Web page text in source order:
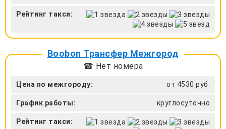
Рейтинг такси:
Boobon Трансфер Межгород
☎ Нет номера
Цена по межгороду: от 4530 руб.
График работы: круглосуточно
Рейтинг такси: